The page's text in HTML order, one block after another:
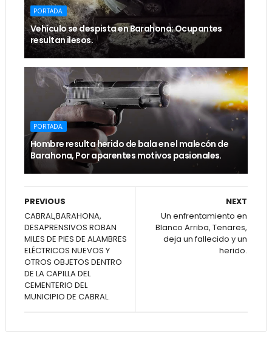
PORTADA.
Vehículo se despista en Barahona: Ocupantes
resultan ilesos.
PORTADA.
Hombre resulta herido de bala en el malecón de
Barahona, Por aparentes motivos pasionales.
NEXT
Un enfrentamiento en
Blanco Arriba, Tenares,
deja un fallecido y un
herido.
PREVIOUS
CABRAL,BARAHONA,
DESAPRENSIVOS ROBAN
MILES DE PIES DE ALAMBRES
ELÉCTRICOS NUEVOS Y
OTROS OBJETOS DENTRO
DE LA CAPILLA DEL
CEMENTERIO DEL
MUNICIPIO DE CABRAL.